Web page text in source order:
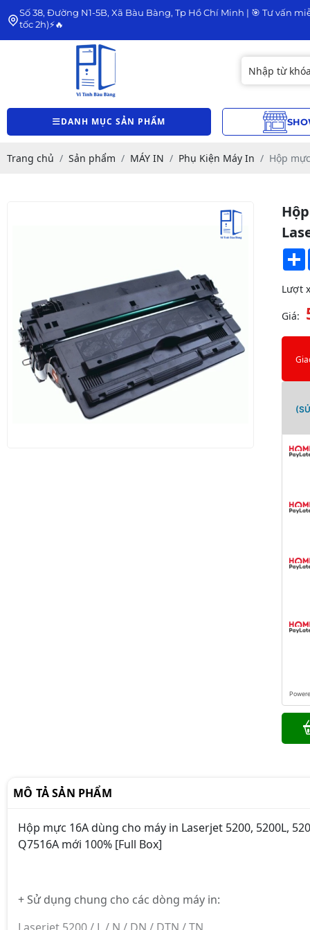
Số 38, Đường N1-5B, Xã Bàu Bàng, Tp Hồ Chí Minh | 🎯 Tư vấn
tốc 2h)⚡🔥
DANH MỤC SẢN PHẨM
Trang chủ Sản phẩm MÁY IN Phụ Kiện Máy In Hộp
Lượt
Giá:
MÔ TẢ SẢN PHẨM
Hộp mực 16A dùng cho máy in Laserjet 5200, 5200L,
Q7516A mới 100% [Full Box]
+ Sử dụng chung cho các dòng máy in: